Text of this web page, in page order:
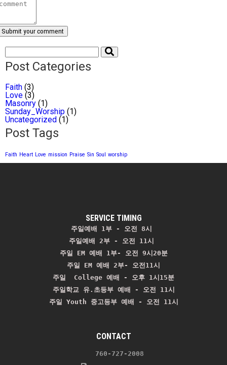
Post Categories
Faith (3)
Love (3)
Masonry (1)
Sunday_Worship (1)
Uncategorized (1)
Post Tags
Faith Heart Love mission Praise Sin Soul worship
SERVICE TIMING
주일예배 1부 - 오전 8시
주일예배 2부 - 오전 11시
주일 EM 예배 1부- 오전 9시20분
주일 EM 예배 2부- 오전11시
주일  College 예배 - 오후 1시15분
주일학교 유.초등부 예배 - 오전 11시
주일 Youth 중고등부 예배 - 오전 11시
CONTACT
760-727-2008